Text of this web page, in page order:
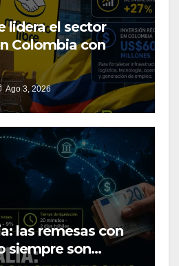
lidera el sector
Colombia con
Ago 3, 2026
las remesas con
siempre son…